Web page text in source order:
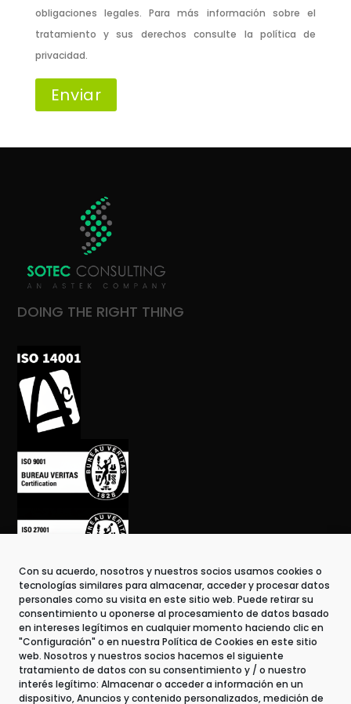
Con su acuerdo, nosotros y nuestros socios usamos cookies o
tecnologías similares para almacenar, acceder y procesar datos
personales como su visita en este sitio web. Puede retirar su
consentimiento u oponerse al procesamiento de datos basado
en intereses legítimos en cualquier momento haciendo clic en
"Configuración" o en nuestra Política de Cookies en este sitio
web. Nosotros y nuestros socios hacemos el siguiente
tratamiento de datos con su consentimiento y / o nuestro
interés legítimo: Almacenar o acceder a información en un
dispositivo, Anuncios y contenido personalizados, medición de
obligaciones legales. Para más información sobre el
tratamiento y sus derechos consulte la política de
privacidad.
DOING THE RIGHT THING
Contacto